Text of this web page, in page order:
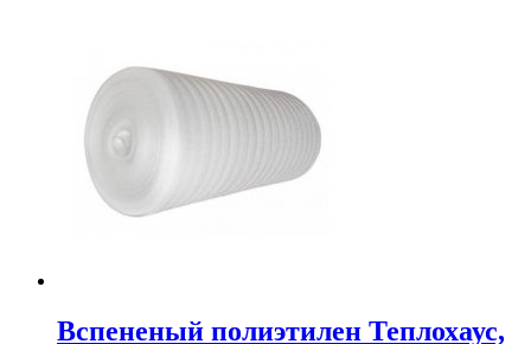
Вспененый полиэтилен Теплохаус,